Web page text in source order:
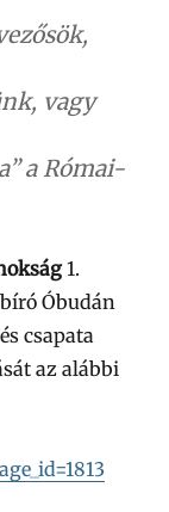
vagy
a Római-
1.
Óbudán
csapata
az alábbi